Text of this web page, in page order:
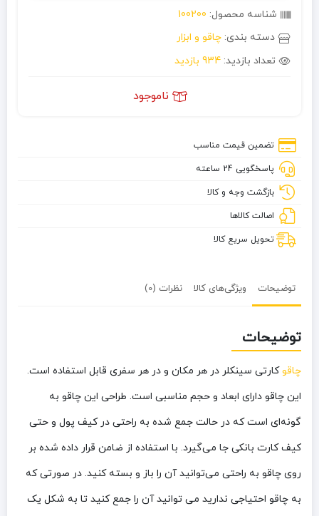
شناسه محصول: 100200
دسته بندی: چاقو و ابزار
تعداد بازدید: 934 بازدید
ناموجود
تضمین قیمت مناسب
پاسخگویی 24 ساعته
بازگشت وجه و کالا
اصالت کالاها
تحویل سریع کالا
توضیحات ویژگی‌های کالا نظرات (0)
توضیحات
چاقوکارتی سینکلر در هر مکان و در هر سفری قابل استفاده است.
این چاقو دارای ابعاد و حجم مناسبی است. طراحی این چاقو به
گونه‌ای است که در حالت جمع شده به راحتی در کیف پول و حتی
کیف کارت بانکی جا می‌گیرد. با استفاده از ضامن قرار داده شده بر
روی چاقو به راحتی می‌توانید آن را باز و بسته کنید. در صورتی که
به چاقو احتیاجی ندارید می توانید آن را جمع کنید تا به شکل یک